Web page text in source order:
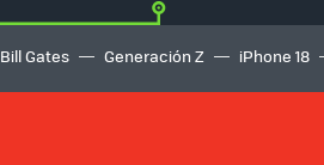
Bill Gates Generación Z iPhone 18